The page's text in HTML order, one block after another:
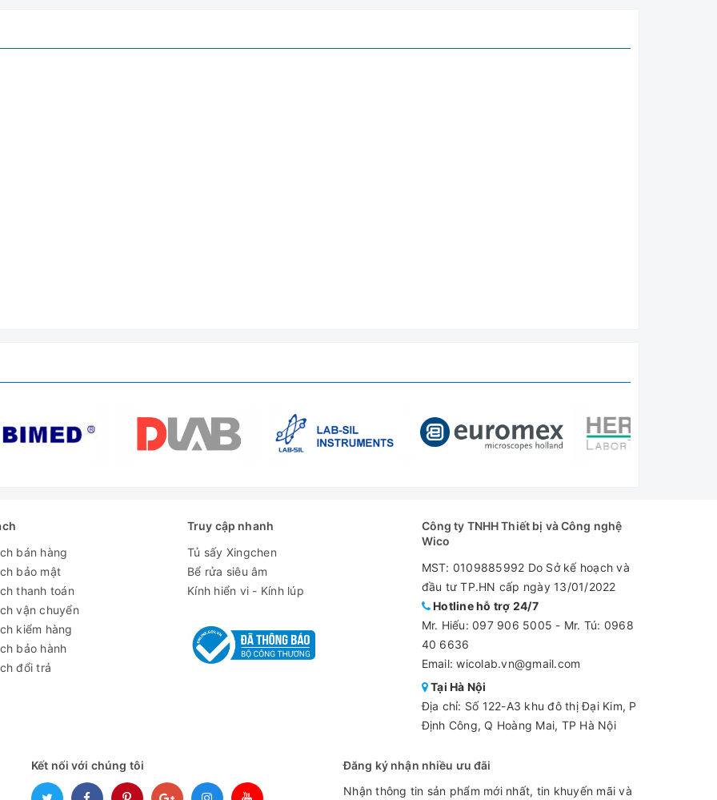
mở, lỗi cảm biến, lỗi nguồn, pin yếu
bán hàng
bảo mật
thanh toán
vận chuyển
kiểm hàng
bảo hành
đổi trả
Truy cập nhanh
Tủ sấy Xingchen
Bể rửa siêu âm
Kính hiển vi - Kính lúp
Công ty TNHH Thiết bị và Công nghệ
Wico
MST: 0109885992 Do Sở kế hoạch và
đầu tư TP.HN cấp ngày 13/01/2022
Hotline hỗ trợ 24/7
Mr. Hiếu: 097 906 5005 - Mr. Tú: 0968
40 6636
Email: wicolab.vn@gmail.com
Tại Hà Nội
Địa chỉ: Số 122-A3 khu đô thị Đại Kim, P
Định Công, Q Hoàng Mai, TP Hà Nội
Kết nối với chúng tôi
Đăng ký nhận nhiều ưu đãi
Nhận thông tin sản phẩm mới nhất, tin khuyến mãi và